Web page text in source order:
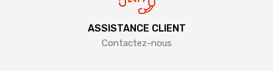
ASSISTANCE CLIENT
Contactez-nous